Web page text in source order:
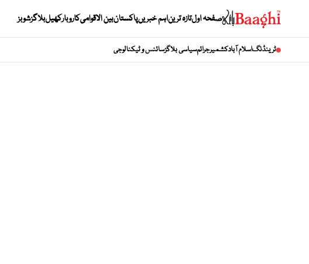
صفحہ اولتازہ تریناہم خبریںپاکستانبین الاقوامیکاروبارکھیلبلاگزشوبز
ٹرینڈنگاسلام آبادکشمیرجرائمسیاسی بلاگزسائنس و ٹیکنالوجی